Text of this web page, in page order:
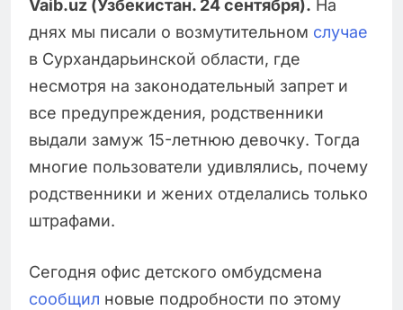
Vaib.uz (Узбекистан. 24 сентября). На
днях мы писали о возмутительном случае
в Сурхандарьинской области, где
несмотря на законодательный запрет и
все предупреждения, родственники
выдали замуж 15-летнюю девочку. Тогда
многие пользователи удивлялись, почему
родственники и жених отделались только
штрафами.
Сегодня офис детского омбудсмена
сообщил новые подробности по этому